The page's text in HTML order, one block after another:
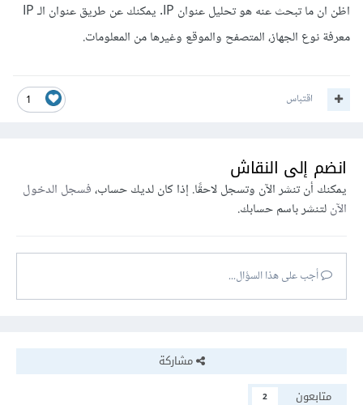
اظن ان ما تبحث عنه هو تحليل عنوان IP. يمكنك عن طريق عنوان الـ IP
معرفة نوع الجهاز، المتصفح والموقع وغيرها من المعلومات.
1 اقتباس
انضم إلى النقاش
يمكنك أن تنشر الآن وتسجل لاحقًا. إذا كان لديك حساب،فسجل الدخول
الآنلتنشر باسم حسابك.
أجب على هذا السؤال...
مشاركة
متابعون
2